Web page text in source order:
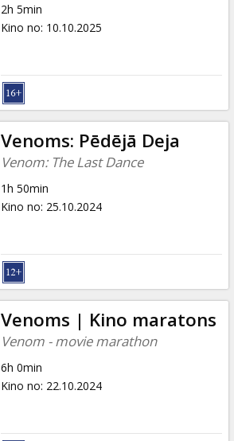
2h 5min
Kino no: 10.10.2025
Venoms: Pēdējā Deja
Venom: The Last Dance
1h 50min
Kino no: 25.10.2024
Venoms | Kino maratons
Venom - movie marathon
6h 0min
Kino no: 22.10.2024